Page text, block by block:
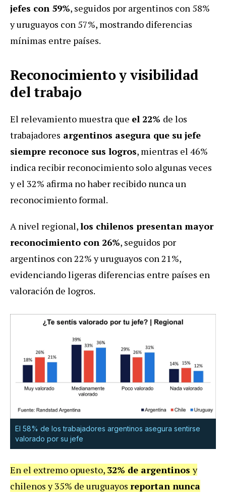
jefes con 59%, seguidos por argentinos con 58%
y uruguayos con 57%, mostrando diferencias
mínimas entre países.
Reconocimiento y visibilidad
del trabajo
El relevamiento muestra que el 22% de los
trabajadores argentinos asegura que su jefe
siempre reconoce sus logros, mientras el 46%
indica recibir reconocimiento solo algunas veces
y el 32% afirma no haber recibido nunca un
reconocimiento formal.
A nivel regional,los chilenos presentan mayor
reconocimiento con 26%, seguidos por
argentinos con 22% y uruguayos con 21%,
evidenciando ligeras diferencias entre países en
valoración de logros.
El 58% de los trabajadores argentinos asegura sentirse
valorado por su jefe
En el extremo opuesto, 32% de argentinosy
chilenos y 35% de uruguayos reportan nunca